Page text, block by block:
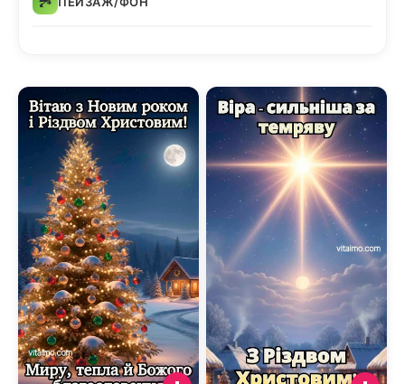
Щире різдвяне
привітання з вишитим
рушником та теплим
світлом свічок